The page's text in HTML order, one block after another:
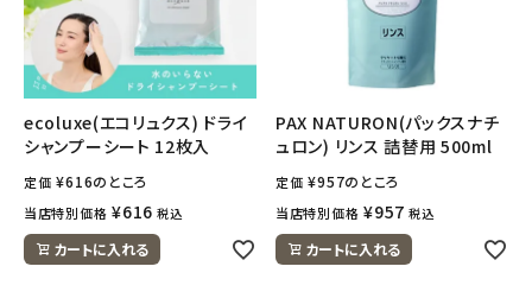
フード・ドリンク
ブランド
定期購入
オリジナルブランド
ナチュラムーン
ecoluxe(エコリュクス) ドライ
シャンプーシート 12枚入
定価 ¥616のところ
当店特別価格 ¥616 税込
カートに入れる
PAX NATURON(パックスナチ
ュロン) リンス 詰替用 500ml
定価 ¥957のところ
当店特別価格 ¥957 税込
カートに入れる